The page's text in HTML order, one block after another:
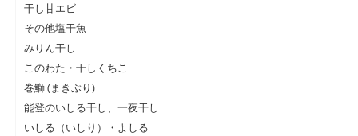
干し甘エビ
その他塩干魚
みりん干し
このわた・干しくちこ
巻鰤 (まきぶり)
能登のいしる干し、一夜干し
いしる（いしり）・よしる